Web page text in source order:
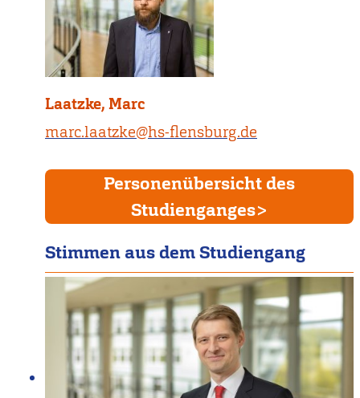
Laatzke, Marc
marc.laatzke@hs-flensburg.de
Personenübersicht des
Studienganges
Stimmen aus dem Studiengang